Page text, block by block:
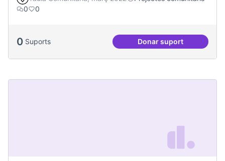
0
0
0 Suports Donar suportProjecte Radars